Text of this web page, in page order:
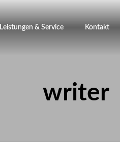
Leistungen & Service Kontakt
writer